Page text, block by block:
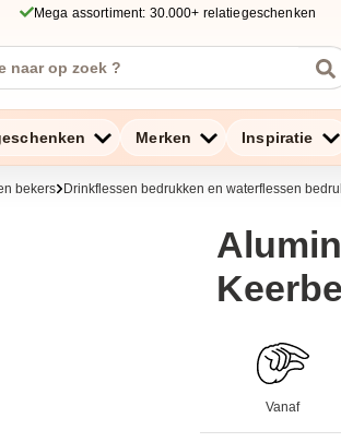
Mega assortiment: 30.000+ relatiegeschenken
Merken Inspiratie
bekers Drinkflessen bedrukken en waterflessen
Vanaf